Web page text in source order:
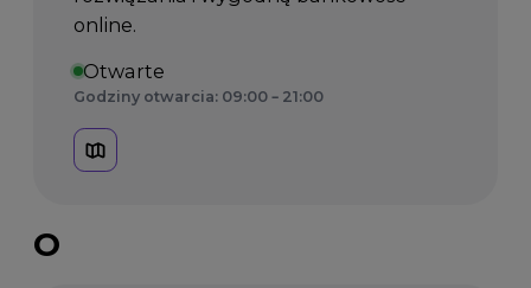
online.
Otwarte
Godziny otwarcia: 09:00 – 21:00
O